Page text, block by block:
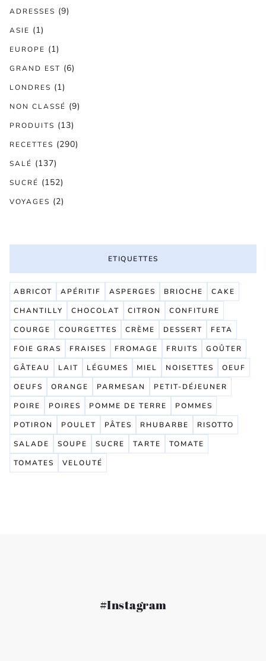
ADRESSES (9)
ASIE (1)
EUROPE (1)
GRAND EST (6)
LONDRES (1)
NON CLASSÉ (9)
PRODUITS (13)
RECETTES (290)
SALÉ (137)
SUCRÉ (152)
VOYAGES (2)
ETIQUETTES
ABRICOT APÉRITIF ASPERGES BRIOCHE
CAKE
CHANTILLY
CHOCOLAT CITRON
CONFITURE
COURGE
COURGETTES CRÈME DESSERT
FETA
FOIE GRAS
FRAISES FROMAGE FRUITS
GOÛTER
GÂTEAU
LAIT LÉGUMES MIEL NOISETTES
OEUF
OEUFS
ORANGE PARMESAN
PETIT-DÉJEUNER
POIRE
POIRES POMME DE TERRE
POMMES
POTIRON
POULET PÂTES RHUBARBE
RISOTTO
SALADE
SOUPE SUCRE TARTE
TOMATE
TOMATES
VELOUTÉ
#Instagram